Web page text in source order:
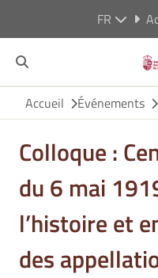
FR
Accueil Événements
Colloque :
du 6 mai
l’histoire et
des